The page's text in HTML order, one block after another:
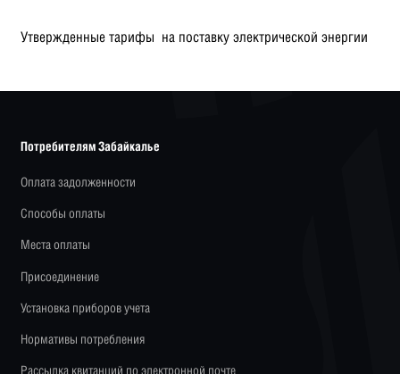
Утвержденные тарифы на поставку электрической энергии
Потребителям Забайкалье
Оплата задолженности
Способы оплаты
Места оплаты
Присоединение
Установка приборов учета
Нормативы потребления
Рассылка квитанций по электронной почте